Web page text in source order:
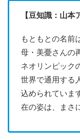
【豆知識：山本
もともとの名前
母・美憂さんの
ネオリンピック
世界で通用する
込められていま
在の姿は、まさ